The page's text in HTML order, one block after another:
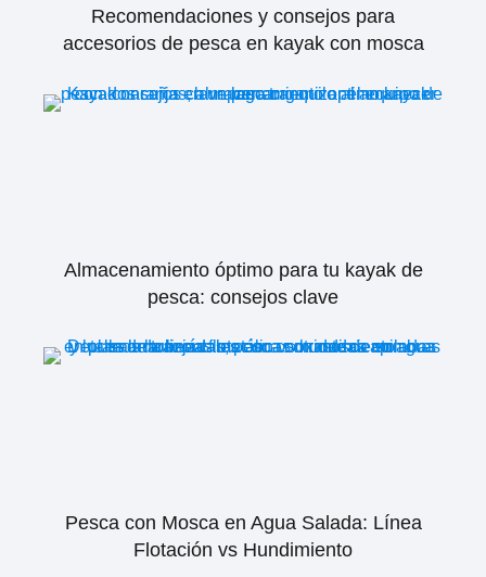
Recomendaciones y consejos para
accesorios de pesca en kayak con mosca
Almacenamiento óptimo para tu kayak de
pesca: consejos clave
Pesca con Mosca en Agua Salada: Línea
Flotación vs Hundimiento